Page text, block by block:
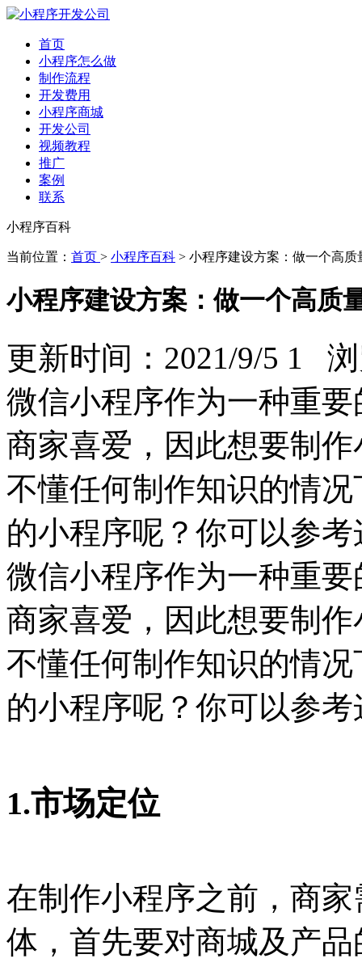
首页
小程序怎么做
制作流程
开发费用
小程序商城
开发公司
视频教程
推广
案例
联系
小程序百科
当前位置： 首页 > 小程序百科 > 小程序建设方案：做一个高质
小程序建设方案：做一个高质
更新时间：2021/9/5 1
微信小程序作为一种重
商家喜爱，因此想要制
不懂任何制作知识的情
的小程序呢？你可以参
微信小程序作为一种重
商家喜爱，因此想要制
不懂任何制作知识的情
的小程序呢？你可以参
1.市场定位
在制作小程序之前，商
体，首先要对商城及产